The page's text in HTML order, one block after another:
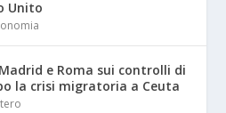
Unito
e Roma sui controlli di
la crisi migratoria a Ceuta